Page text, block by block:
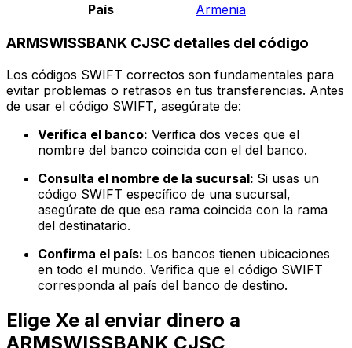
País
Armenia
ARMSWISSBANK CJSC detalles del código
Los códigos SWIFT correctos son fundamentales para
evitar problemas o retrasos en tus transferencias. Antes
de usar el código SWIFT, asegúrate de:
Verifica el banco: Verifica dos veces que el
nombre del banco coincida con el del banco.
Consulta el nombre de la sucursal: Si usas un
código SWIFT específico de una sucursal,
asegúrate de que esa rama coincida con la rama
del destinatario.
Confirma el país: Los bancos tienen ubicaciones
en todo el mundo. Verifica que el código SWIFT
corresponda al país del banco de destino.
Elige Xe al enviar dinero a
ARMSWISSBANK CJSC